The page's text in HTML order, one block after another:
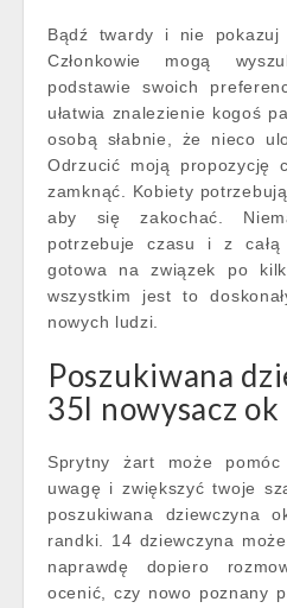
Bądź twardy i nie pokazuj
Członkowie mogą
podstawie swoich
ułatwia znalezienie kogoś
osobą słabnie, że nieco
Odrzucić moją propozycję
zamknąć. Kobiety
aby się zakochać.
potrzebuje czasu i z
gotowa na związek po
wszystkim jest to
nowych ludzi.
Poszukiwana
35l nowysacz
Sprytny żart może
uwagę i zwiększyć twoje
poszukiwana dziewczyna
randki. 14 dziewczyna
naprawdę dopiero
ocenić, czy nowo poznany